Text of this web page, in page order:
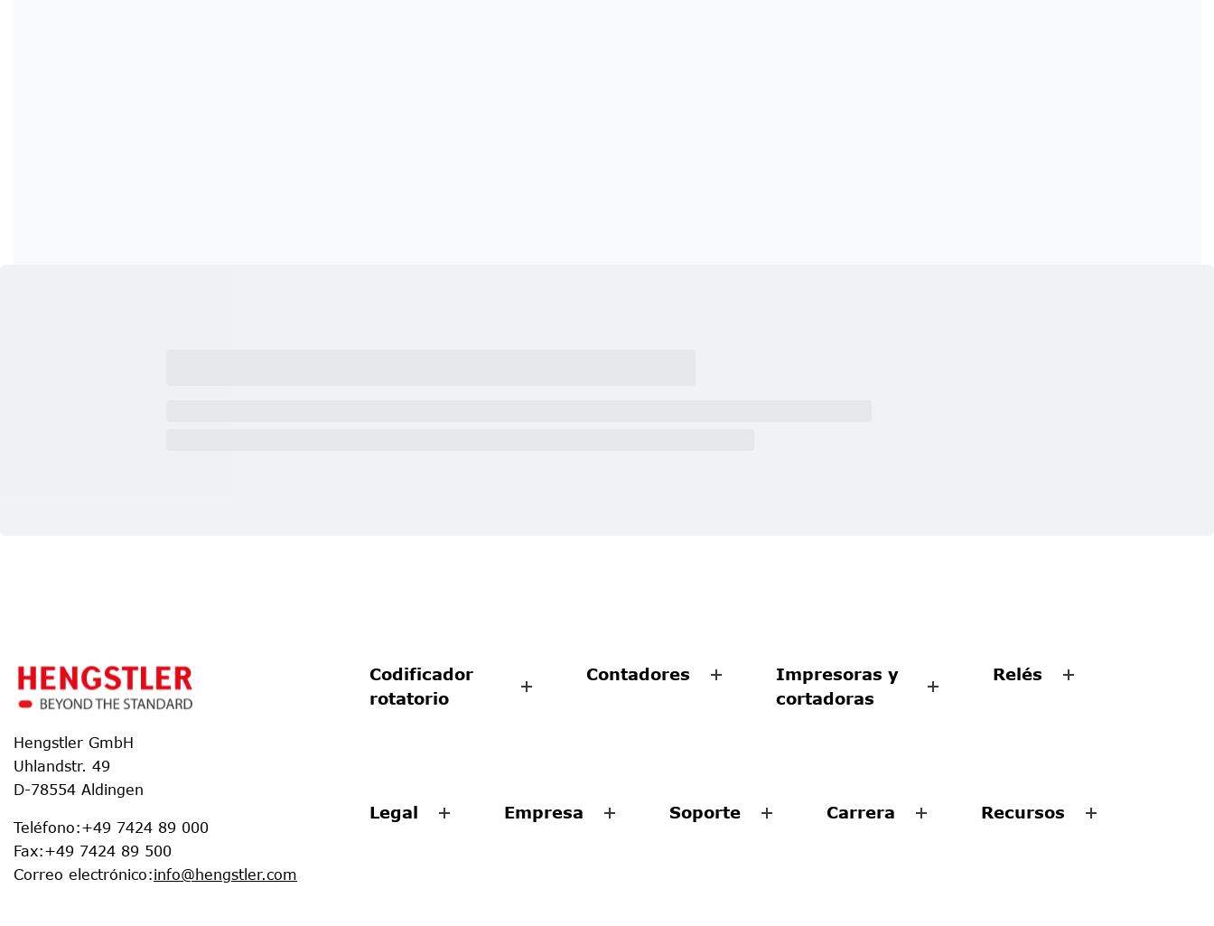
Hengstler GmbH
Uhlandstr. 49
D-78554 Aldingen
Teléfono:+49 7424 89 000
Fax:+49 7424 89 500
Correo electrónico:info@hengstler.com
Codificador
rotatorio
Contadores
Impresoras y
cortadoras
Relés
Legal Empresa Soporte Carrera Recursos